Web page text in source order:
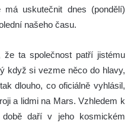
uskutečnit dnes (pondělí)
našeho času.
ta společnost patří jistému
když si vezme něco do hlavy,
dlouho, co oficiálně vyhlásil,
a lidmi na Mars. Vzhledem k
daří v jeho kosmickém